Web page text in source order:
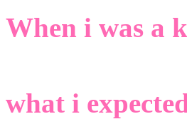
When i was a
what i